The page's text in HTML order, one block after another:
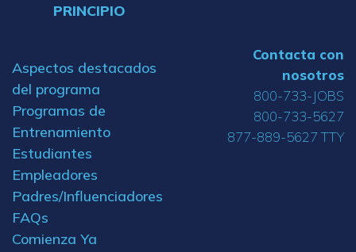
PRINCIPIO
Aspectos destacados
del programa
Programas de
Entrenamiento
Estudiantes
Empleadores
Padres/Influenciadores
FAQs
Comienza Ya
Contacta con
nosotros
800-733-JOBS
800-733-5627
877-889-5627 TTY